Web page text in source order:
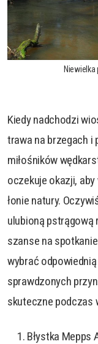
Kiedy nadchodzi
trawa na brzegach i
miłośników
oczekuje okazji,
łonie natury.
ulubioną pstrągową
szanse na
wybrać
sprawdzonych
skuteczne podczas
Błystka Mepps